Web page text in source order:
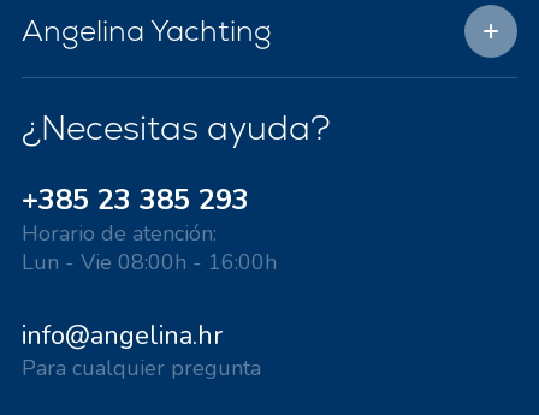
Angelina Yachting
¿Necesitas ayuda?
+385 23 385 293
Horario de atención:
Lun - Vie 08:00h - 16:00h
info@angelina.hr
Para cualquier pregunta